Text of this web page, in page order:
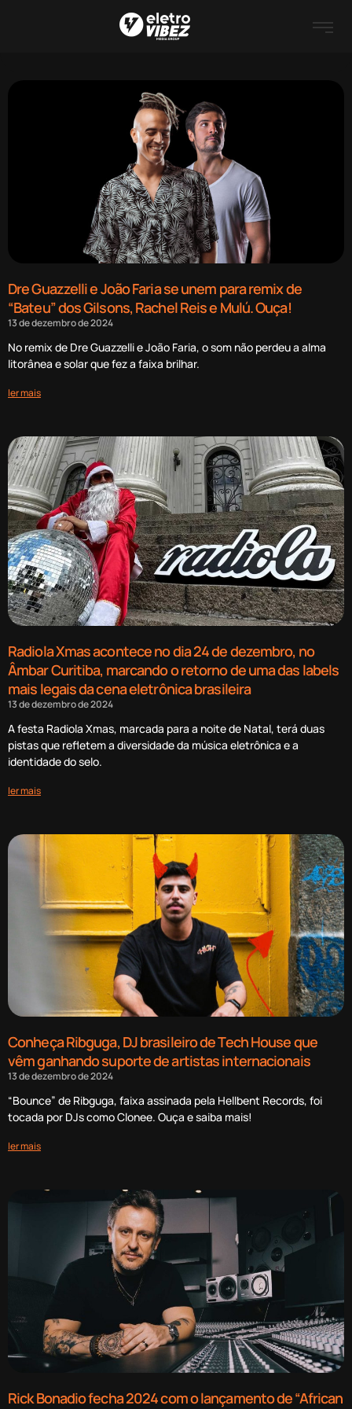
Dre Guazzelli e João Faria se unem para remix de
“Bateu” dos Gilsons, Rachel Reis e Mulú. Ouça!
13 de dezembro de 2024
No remix de Dre Guazzelli e João Faria, o som não perdeu a alma
litorânea e solar que fez a faixa brilhar.
ler mais
Radiola Xmas acontece no dia 24 de dezembro, no
Âmbar Curitiba, marcando o retorno de uma das labels
mais legais da cena eletrônica brasileira
13 de dezembro de 2024
A festa Radiola Xmas, marcada para a noite de Natal, terá duas
pistas que refletem a diversidade da música eletrônica e a
identidade do selo.
ler mais
Conheça Ribguga, DJ brasileiro de Tech House que
vêm ganhando suporte de artistas internacionais
13 de dezembro de 2024
“Bounce” de Ribguga, faixa assinada pela Hellbent Records, foi
tocada por DJs como Clonee. Ouça e saiba mais!
ler mais
Rick Bonadio fecha 2024 com o lançamento de “African